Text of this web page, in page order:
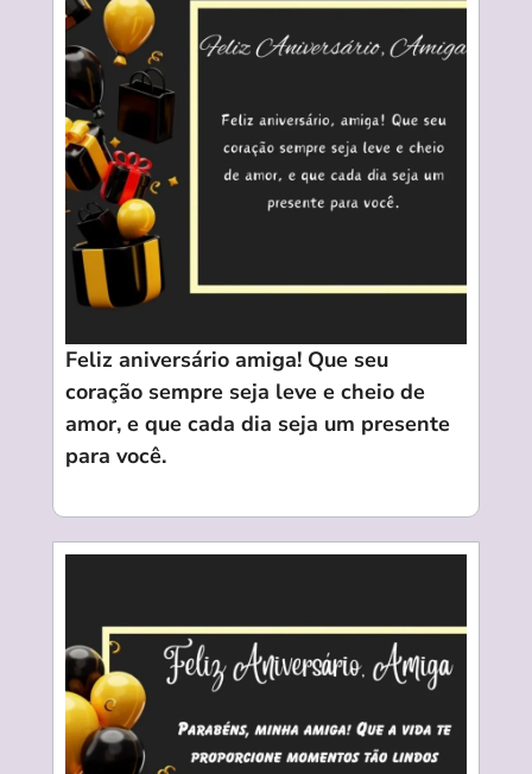
Feliz aniversário amiga! Que seu
coração sempre seja leve e cheio de
amor, e que cada dia seja um presente
para você.